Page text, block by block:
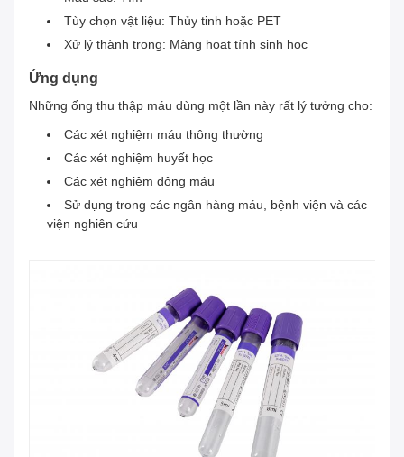
Tùy chọn vật liệu: Thủy tinh hoặc PET
Xử lý thành trong: Màng hoạt tính sinh học
Ứng dụng
Những ống thu thập máu dùng một lần này rất lý tưởng cho:
Các xét nghiệm máu thông thường
Các xét nghiệm huyết học
Các xét nghiệm đông máu
Sử dụng trong các ngân hàng máu, bệnh viện và các
viện nghiên cứu